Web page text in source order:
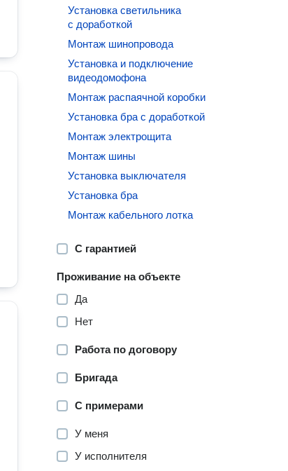
Установка светильника
с доработкой
Монтаж шинопровода
Установка и подключение
видеодомофона
Монтаж распаячной коробки
Установка бра с доработкой
Монтаж электрощита
Монтаж шины
Установка выключателя
Установка бра
Монтаж кабельного лотка
С гарантией
Проживание на объекте
Да
Нет
Работа по договору
Бригада
С примерами
У меня
У исполнителя